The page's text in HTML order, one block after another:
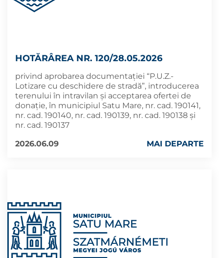
HOTĂRÂREA NR. 120/28.05.2026
privind aprobarea documentației “P.U.Z.-
Lotizare cu deschidere de stradă”, introducerea
terenului în intravilan și acceptarea ofertei de
donație, în municipiul Satu Mare, nr. cad. 190141,
nr. cad. 190140, nr. cad. 190139, nr. cad. 190138 și
nr. cad. 190137
2026.06.09
MAI DEPARTE